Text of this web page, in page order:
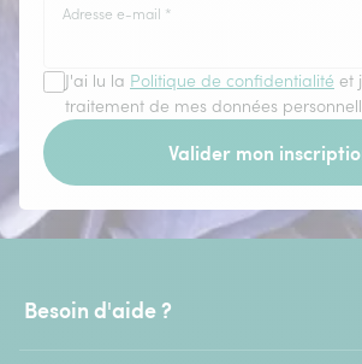
Adresse e-mail *
J'ai lu la Politique de confidentialité et
traitement de mes données
Valider mon
Besoin d'aide ?